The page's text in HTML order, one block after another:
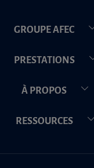
GROUPE AFEC
PRESTATIONS
À PROPOS
RESSOURCES